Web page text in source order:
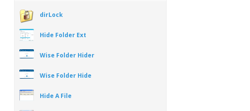
dirLock
Hide Folder Ext
Wise Folder Hider
Wise Folder Hide
Hide A File